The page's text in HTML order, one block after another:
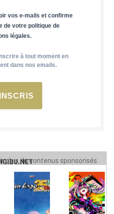
vos e-mails et confirme
de votre politique de
légales.
à tout moment en
dans nos emails.
plus de contenus sponsorisés